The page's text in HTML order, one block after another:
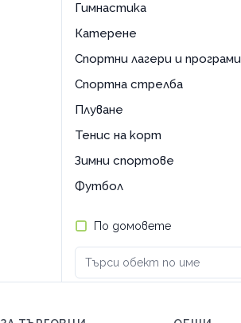
Гимнастика
Катерене
Спортни лагери и програми
Спортна стрелба
Плуване
Тенис на корт
Зимни спортове
Футбол
По домовете